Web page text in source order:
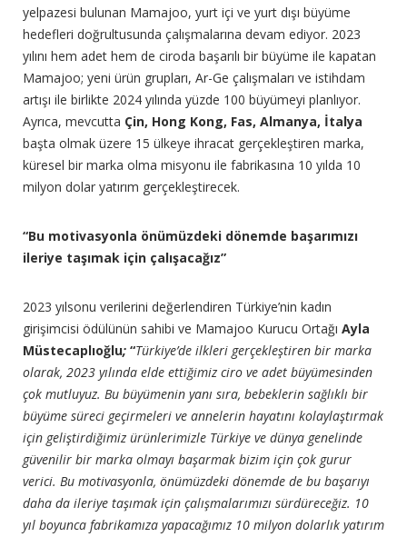
yelpazesi bulunan Mamajoo, yurt içi ve yurt dışı büyüme
hedefleri doğrultusunda çalışmalarına devam ediyor. 2023
yılını hem adet hem de ciroda başarılı bir büyüme ile kapatan
Mamajoo; yeni ürün grupları, Ar-Ge çalışmaları ve istihdam
artışı ile birlikte 2024 yılında yüzde 100 büyümeyi planlıyor.
Ayrıca, mevcutta Çin, Hong Kong, Fas, Almanya, İtalya
başta olmak üzere 15 ülkeye ihracat gerçekleştiren marka,
küresel bir marka olma misyonu ile fabrikasına 10 yılda 10
milyon dolar yatırım gerçekleştirecek.
“Bu motivasyonla önümüzdeki dönemde başarımızı
ileriye taşımak için çalışacağız”
2023 yılsonu verilerini değerlendiren Türkiye’nin kadın
girişimcisi ödülünün sahibi ve Mamajoo Kurucu Ortağı Ayla
Müstecaplıoğlu; “Türkiye’de ilkleri gerçekleştiren bir marka
olarak, 2023 yılında elde ettiğimiz ciro ve adet büyümesinden
çok mutluyuz. Bu büyümenin yanı sıra, bebeklerin sağlıklı bir
büyüme süreci geçirmeleri ve annelerin hayatını kolaylaştırmak
için geliştirdiğimiz ürünlerimizle Türkiye ve dünya genelinde
güvenilir bir marka olmayı başarmak bizim için çok gurur
verici. Bu motivasyonla, önümüzdeki dönemde de bu başarıyı
daha da ileriye taşımak için çalışmalarımızı sürdüreceğiz. 10
yıl boyunca fabrikamıza yapacağımız 10 milyon dolarlık yatırım